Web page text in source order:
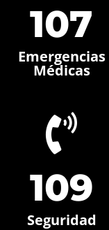
107
Emergencias
Médicas

109
Seguridad